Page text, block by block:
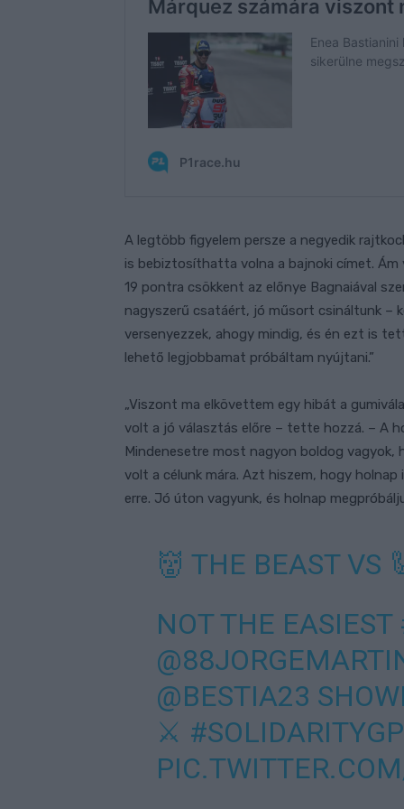
A legtöbb figyelem persze a negyedik
is bebiztosíthatta volna a bajnoki címet. Ám
19 pontra csökkent az előnye Bagnaiával
nagyszerű csatáért, jó műsort csináltunk –
versenyezzek, ahogy mindig, és én ezt is
lehető legjobbamat próbáltam nyújtani.”
„Viszont ma elkövettem egy hibát a
volt a jó választás előre – tette hozzá. – A
Mindenesetre most nagyon boldog vagyok,
volt a célunk mára. Azt hiszem, hogy
erre. Jó úton vagyunk, és holnap
👹 THE BEAST VS
NOT THE EASIEST
@BESTIA23
⚔️ #SOLIDARITYGP